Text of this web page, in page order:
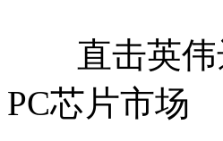
直击英伟达
PC芯片市场